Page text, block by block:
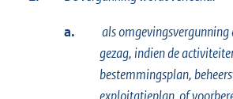
a.
als omgevingsvergunning
gezag, indien de
bestemmingsplan,